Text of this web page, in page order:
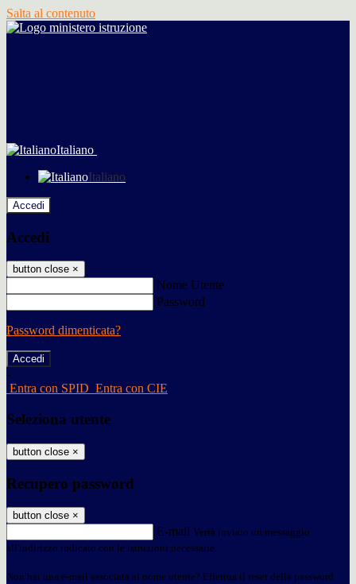
Salta al contenuto
Italiano
Italiano
Accedi
Accedi
button close ×
Nome Utente
Password
Password dimenticata?
-
Entra con SPID Entra con CIE
Seleziona utente
button close ×
Recupero password
button close ×
E-mail Verrà inviato un messaggio
all'indirizzo indicato con le istruzioni necessarie.
Non hai una e-mail associata al nome utente? Effettua il reset della password